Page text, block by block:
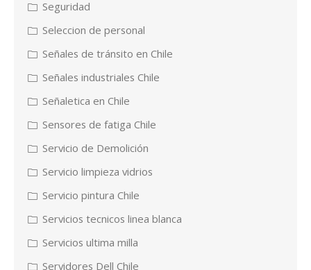
Seguridad
Seleccion de personal
Señales de tránsito en Chile
Señales industriales Chile
Señaletica en Chile
Sensores de fatiga Chile
Servicio de Demolición
Servicio limpieza vidrios
Servicio pintura Chile
Servicios tecnicos linea blanca
Servicios ultima milla
Servidores Dell Chile